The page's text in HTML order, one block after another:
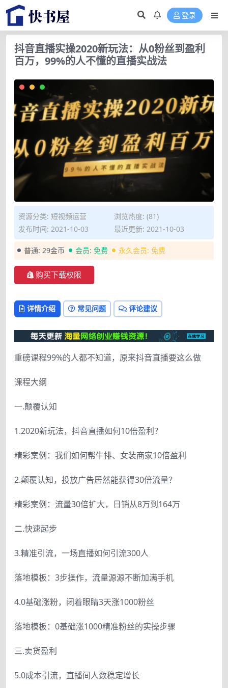
登录
抖音直播实操2020新玩法：从0粉丝到盈利
百万，99%的人不懂的直播实战法
资源分类: 短视频运营
浏览热度: (81)
发布时间: 2021-10-03
最近更新: 2021-10-03
普通: 29金币 会员: 免费 永久会员: 免费
购买下载权限
详情介绍 常见问题 评论建议
重磅课程99%的人都不知道，原来抖音直播要这么做
课程大纲
一.颠覆认知
1.2020新玩法，抖音直播如何10倍盈利？
精彩案例：我们如何帮牛排、女装商家10倍盈利
2.颠覆认知，投放广告居然能获得30倍流量？
精彩案例：流量30倍扩大，日销从8万到164万
二.快速起步
3.精准引流，一场直播如何引流300人
落地模板：3步操作，流量源源不断加满手机
4.0基础涨粉，闭着眼睛3天涨1000粉丝
落地模板：0基础涨1000精准粉丝的实操步骤
三.卖货盈利
5.0成本引流，直播间人数稳定增长